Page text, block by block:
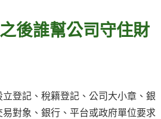
後誰幫公司守住財
登記、稅籍登記、公司大小章、銀
對象、銀行、平台或政府單位要求